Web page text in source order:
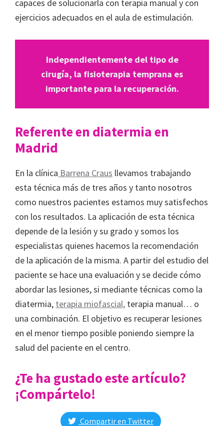
capaces de solucionarla con terapia manual y con
ejercicios adecuados en el aula de estimulación.
Independientemente del tipo de
cirugía, la fisioterapia temprana es
importante para la recuperación.
Referente en diatermia en
Madrid
En la clínica Barrena Craus llevamos trabajando
esta técnica más de tres años y tanto nosotros
como nuestros pacientes estamos muy satisfechos
con los resultados. La aplicación de esta técnica
depende de la lesión y su grado y somos los
especialistas quienes hacemos la recomendación
de la aplicación de la misma. A partir del estudio del
paciente se hace una evaluación y se decide cómo
abordar las lesiones, si mediante técnicas como la
diatermia, terapia miofascial, terapia manual… o
una combinación. El objetivo es recuperar lesiones
en el menor tiempo posible poniendo siempre la
salud del paciente en el centro.
¿Te ha gustado este artículo?
¡Compártelo!
Compartir en Twitter